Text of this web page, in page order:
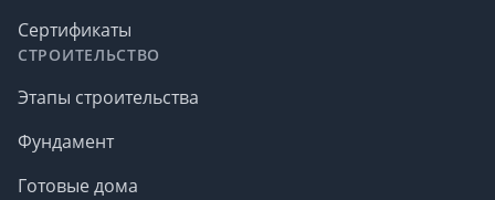
Сертификаты
СТРОИТЕЛЬСТВО
Этапы строительства
Фундамент
Готовые дома